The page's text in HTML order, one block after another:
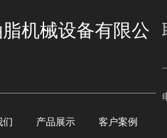
机械设备有限公
们 产品展示 客户案例